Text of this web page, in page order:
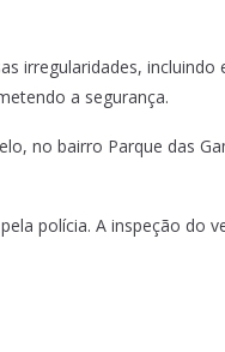
irregularidades, incluindo
a segurança.
no bairro Parque das
polícia. A inspeção do